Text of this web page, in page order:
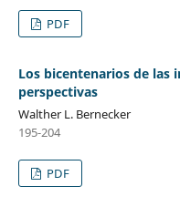
PDF
Los bicentenarios de las
perspectivas
Walther L. Bernecker
195-204
PDF